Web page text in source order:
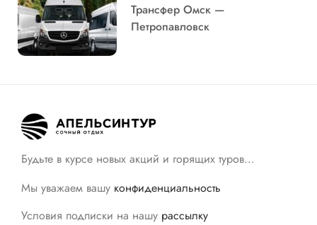
Трансфер Омск —
Петропавловск
Будьте в курсе новых акций и горящих туров…
Мы уважаем вашу конфиденциальность
Условия подписки на нашу рассылку